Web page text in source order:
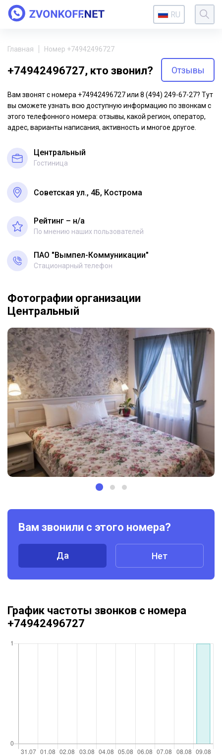
RU
Главная Номер +74942496727
+74942496727, кто звонил? Отзывы
Вам звонят с номера +74942496727 или 8 (494) 249-67-27? Тут
вы сможете узнать всю доступную информацию по звонкам с
этого телефонного номера: отзывы, какой регион, оператор,
адрес, варианты написания, активность и многое другое.
Центральный
Гостиница
Советская ул., 4Б, Кострома
Рейтинг – н/a
По мнению наших пользователей
ПАО "Вымпел-Коммуникации"
Стационарный телефон
Фотографии организации
Центральный
Вам звонили с этого номера?
Да Нет
График частоты звонков с номера
+74942496727